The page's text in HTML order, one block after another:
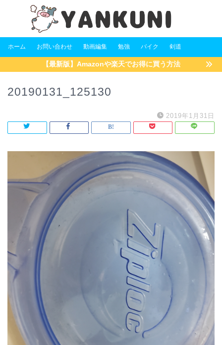
ホーム お問い合わせ 動画編集 勉強 バイク 剣道
【最新版】Amazonや楽天でお得に買う方法
20190131_125130
2019年1月31日